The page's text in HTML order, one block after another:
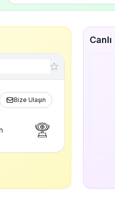
Bize Ulaşın